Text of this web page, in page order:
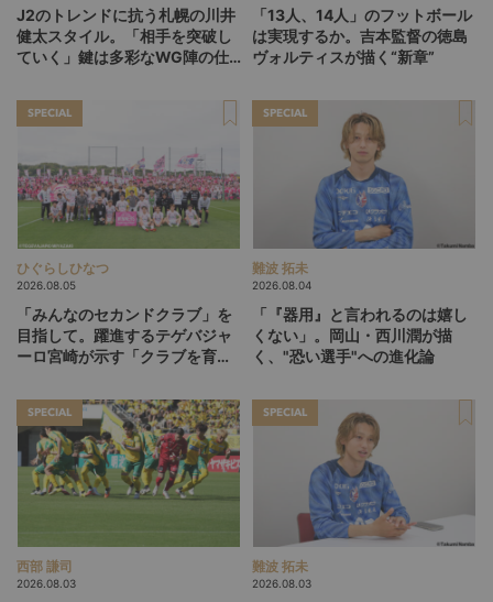
J2のトレンドに抗う札幌の川井
健太スタイル。「相手を突破し
ていく」鍵は多彩なWG陣の仕
「13人、14人」のフットボール
は実現するか。吉本監督の徳島
ヴォルティスが描く“新章”
SPECIAL
ひぐらしひなつ
2026.08.05
「みんなのセカンドクラブ」を
目指して。躍進するテゲバジャ
ーロ宮崎が示す「クラブを育て
SPECIAL
難波 拓未
2026.08.04
「『器用』と言われるのは嬉し
くない」。岡山・西川潤が描
く、"恐い選手"への進化論
SPECIAL
西部 謙司
2026.08.03
SPECIAL
難波 拓未
2026.08.03